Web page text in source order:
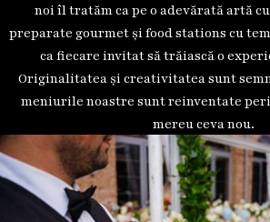
noi îl tratăm ca pe o adevărată artă
preparate gourmet și food stations cu
ca fiecare invitat să trăiască o
Originalitatea și creativitatea sunt
meniurile noastre sunt reinventate
mereu ceva nou.